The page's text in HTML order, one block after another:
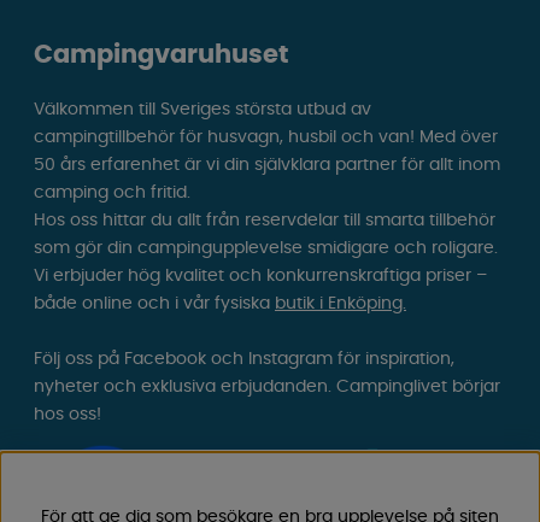
Campingvaruhuset
Välkommen till Sveriges största utbud av
campingtillbehör för husvagn, husbil och van! Med över
50 års erfarenhet är vi din självklara partner för allt inom
camping och fritid.
Hos oss hittar du allt från reservdelar till smarta tillbehör
som gör din campingupplevelse smidigare och roligare.
Vi erbjuder hög kvalitet och konkurrenskraftiga priser –
både online och i vår fysiska butik i Enköping.
Följ oss på Facebook och Instagram för inspiration,
nyheter och exklusiva erbjudanden. Campinglivet börjar
hos oss!
För att ge dig som besökare en bra upplevelse på siten